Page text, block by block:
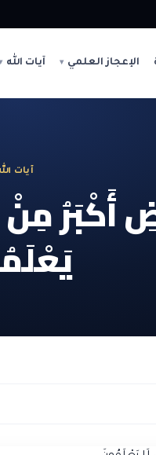
الإعجاز العلمي آيات الله
آيات
أَكْبَرُ